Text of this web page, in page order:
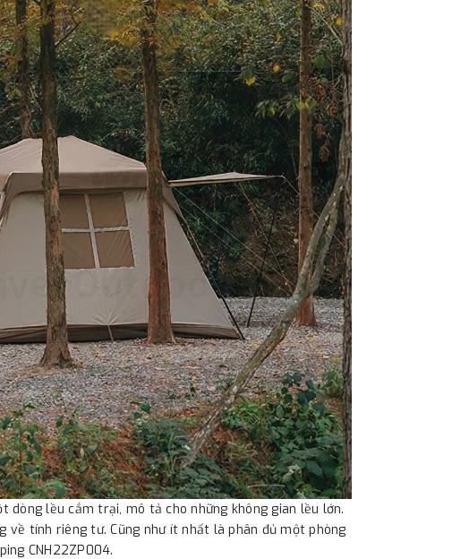
dòng lều cắm trại, mô tả cho những không gian lều lớn.
về tính riêng tư. Cũng như ít nhất là phân đủ một phòng
CNH22ZP004.